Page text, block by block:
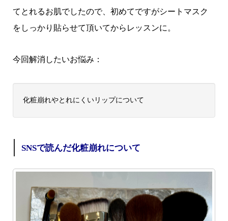
てとれるお肌でしたので、初めてですがシートマスク
をしっかり貼らせて頂いてからレッスンに。
今回解消したいお悩み：
化粧崩れやとれにくいリップについて
SNSで読んだ化粧崩れについて